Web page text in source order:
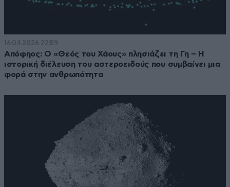
16·04·2026 22:59
Απόφηος: Ο «Θεός του Χάους» πλησιάζει τη Γη – Η
ιστορική διέλευση του αστεροειδούς που συμβαίνει μια
φορά στην ανθρωπότητα